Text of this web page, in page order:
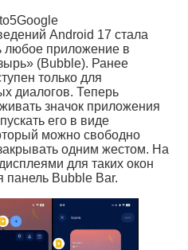
Android 17 стала
любое приложение в
(Bubble). Ранее
только для
диалогов. Теперь
значок приложения
его в виде
можно свободно
одним жестом. На
для таких окон
панель Bubble Bar.